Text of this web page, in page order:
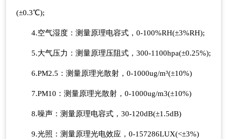
(±0.3℃);
4.空气湿度：测量原理电容式，0-100%RH(±3%RH);
5.大气压力：测量原理压阻式，300-1100hpa(±0.25%);
6.PM2.5：测量原理光散射，0-1000ug/m³(±10%)
7.PM10：测量原理光散射，0-1000ug/m3(±10%)
8.噪声：测量原理电容式，30-120dB(±1.5dB)
9.光照：测量原理光电效应，0-157286LUX(<±3%)